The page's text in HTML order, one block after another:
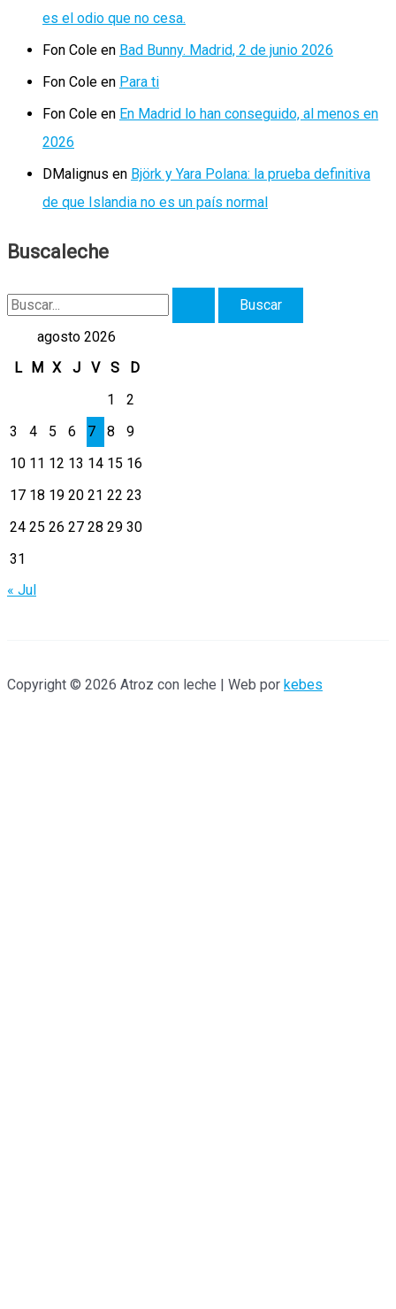
es el odio que no cesa.
Fon Cole en Bad Bunny. Madrid, 2 de junio 2026
Fon Cole en Para ti
Fon Cole en En Madrid lo han conseguido, al menos en
2026
DMalignus en Björk y Yara Polana: la prueba definitiva
de que Islandia no es un país normal
Buscaleche
B
p
o
r
agosto 2026
L
M X J V S
D
1
2
3
4 5 6 7 8
9
10 11 12 13 14 15 16
17 18 19 20 21 22 23
24 25 26 27 28 29 30
31
« Jul
Copyright © 2026 Atroz con leche | Web por kebes